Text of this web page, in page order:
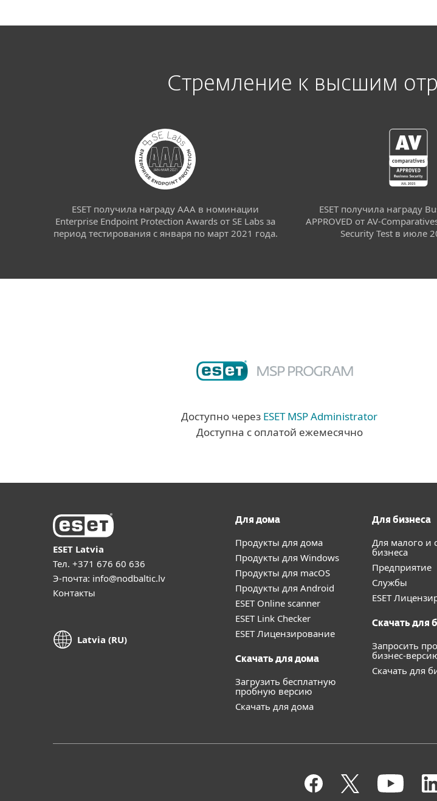
Стремление к высшим
ESET получила награду AAA в номинации
Enterprise Endpoint Protection Awards от SE Labs за
период тестирования с января по март 2021 года.
ESET получила награду
APPROVED от AV-
Security Test в июле
Доступно через ESET MSP Administrator
Доступна с оплатой ежемесячно
ESET Latvia
Тел. +371 676 60 636
Э-почта: info@nodbaltic.lv
Контакты
Latvia (RU)
Для дома
Продукты для дома
Продукты для Windows
Продукты для macOS
Продукты для Android
ESET Online scanner
ESET Link Checker
ESET Лицензирование
Скачать для дома
Загрузить бесплатную
пробную версию
Скачать для дома
Для бизнеса
Для малого и
бизнеса
Предприятие
Службы
ESET
Скачать для
Запросить
бизнес-
Скачать для